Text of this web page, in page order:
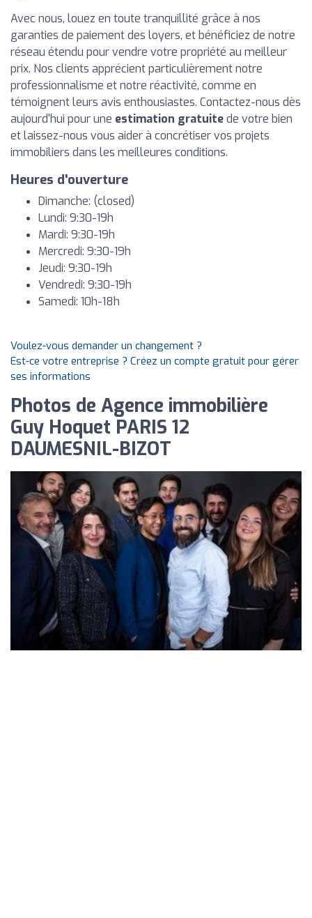
Avec nous, louez en toute tranquillité grâce à nos
garanties de paiement des loyers, et bénéficiez de notre
réseau étendu pour vendre votre propriété au meilleur
prix. Nos clients apprécient particulièrement notre
professionnalisme et notre réactivité, comme en
témoignent leurs avis enthousiastes. Contactez-nous dès
aujourd'hui pour une estimation gratuitede votre bien
et laissez-nous vous aider à concrétiser vos projets
immobiliers dans les meilleures conditions.
Heures d'ouverture
Dimanche: (closed)
Lundi: 9:30-19h
Mardi: 9:30-19h
Mercredi: 9:30-19h
Jeudi: 9:30-19h
Vendredi: 9:30-19h
Samedi: 10h-18h
Voulez-vous demander un changement ?
Est-ce votre entreprise ? Créez un compte gratuit pour gérer
ses informations
Photos de Agence immobilière
Guy Hoquet PARIS 12
DAUMESNIL-BIZOT